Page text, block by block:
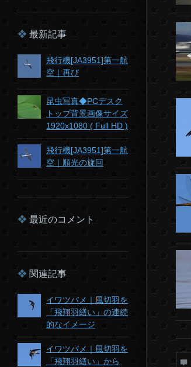
最新記事
飛行機[JA3951]第一航
空｜再び
昆虫写真◆PCデスク
トップ背景画像サイズ
1920x1080 ( Full HD )
飛行機[JA3951]第一航
空｜順光の旋回
最近のコメント
関連記事
イワツバメ｜風切羽を
「飛翔羽繕い」の連続
的なイメージ
イワツバメ｜風切羽を
「飛翔羽繕い」から